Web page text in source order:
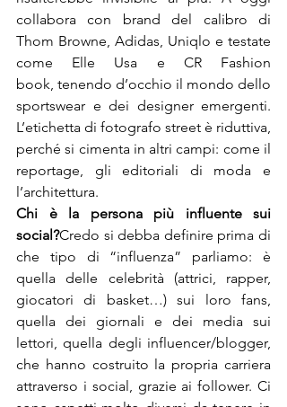
collabora con brand del calibro di
Thom Browne, Adidas, Uniqlo e testate
come Elle Usa e CR Fashion
book, tenendo d’occhio il mondo dello
sportswear e dei designer emergenti.
L’etichetta di fotografo street è riduttiva,
perché si cimenta in altri campi: come il
reportage, gli editoriali di moda e
l’architettura.
Chi è la persona più influente sui
social?Credo si debba definire prima di
che tipo di “influenza” parliamo: è
quella delle celebrità (attrici, rapper,
giocatori di basket…) sui loro fans,
quella dei giornali e dei media sui
lettori, quella degli influencer/blogger,
che hanno costruito la propria carriera
attraverso i social, grazie ai follower. Ci